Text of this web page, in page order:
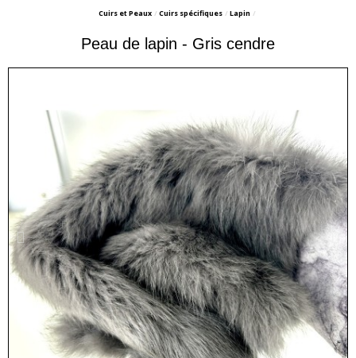
Cuirs et Peaux Cuirs spécifiques Lapin
Peau de lapin - Gris cendre